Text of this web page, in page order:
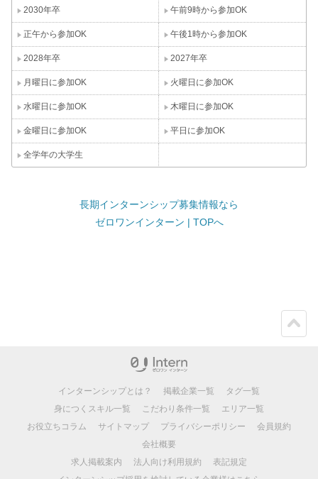
2030年卒 午前9時から参加OK
正午から参加OK 午後1時から参加OK
2028年卒 2027年卒
月曜日に参加OK 火曜日に参加OK
水曜日に参加OK 木曜日に参加OK
金曜日に参加OK 平日に参加OK
全学年の大学生
長期インターンシップ募集情報なら
ゼロワンインターン | TOPへ
インターンシップとは？ 掲載企業一覧
タグ一覧
身につくスキル一覧
こだわり条件一覧
エリア一覧
お役立ちコラム
サイトマップ プライバシーポリシー
会員規約
会社概要
求人掲載案内
法人向け利用規約
表記規定